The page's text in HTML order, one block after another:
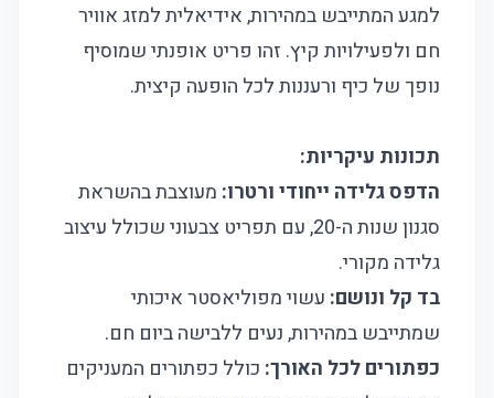
למגע המתייבש במהירות, אידיאלית למזג אוויר
חם ולפעילויות קיץ. זהו פריט אופנתי שמוסיף
נופך של כיף ורעננות לכל הופעה קיצית.
תכונות עיקריות:
הדפס גלידה ייחודי ורטרו: מעוצבת בהשראת
סגנון שנות ה-20, עם תפריט צבעוני שכולל עיצוב
גלידה מקורי.
בד קל ונושם: עשוי מפוליאסטר איכותי
שמתייבש במהירות, נעים ללבישה ביום חם.
כפתורים לכל האורך: כולל כפתורים המעניקים